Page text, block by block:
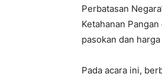
Perbatasan
Ketahanan
pasokan dan
Pada acara ini,